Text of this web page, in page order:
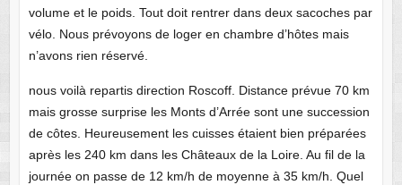
volume et le poids. Tout doit rentrer dans deux sacoches par
vélo. Nous prévoyons de loger en chambre d’hôtes mais
n’avons rien réservé.
nous voilà repartis direction Roscoff. Distance prévue 70 km
mais grosse surprise les Monts d’Arrée sont une succession
de côtes. Heureusement les cuisses étaient bien préparées
après les 240 km dans les Châteaux de la Loire. Au fil de la
journée on passe de 12 km/h de moyenne à 35 km/h. Quel